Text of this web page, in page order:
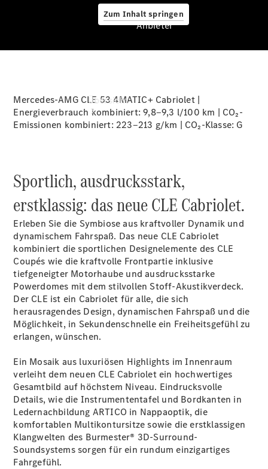
Zum Inhalt springen
Übersicht
Startseite
Beratung
vereinbaren
Probefahrt
vereinbaren
Ansprechpartner
finden
Fahrzeug
konfigurieren
Gebrauchtwagen
suchen
Servicetermin
Tel: +49 30
/ 3901 - 00
Newsletter
abonnieren
Anbieter
Mercedes-AMG CLE 53 4MATIC+ Cabriolet |
Energieverbrauch kombiniert: 9,8‒9,3 l/100 km | CO₂-
Emissionen kombiniert: 223‒213 g/km | CO₂-Klasse: G
Sportlich, ausdrucksstark,
erstklassig: das neue CLE Cabriolet.
Erleben Sie die Symbiose aus kraftvoller Dynamik und
dynamischem Fahrspaß. Das neue CLE Cabriolet
kombiniert die sportlichen Designelemente des CLE
Coupés wie die kraftvolle Frontpartie inklusive
tiefgeneigter Motorhaube und ausdrucksstarke
Powerdomes mit dem stilvollen Stoff-Akustikverdeck.
Der CLE ist ein Cabriolet für alle, die sich
herausragendes Design, dynamischen Fahrspaß und die
Möglichkeit, in Sekundenschnelle ein Freiheitsgefühl zu
erlangen, wünschen.
Ein Mosaik aus luxuriösen Highlights im Innenraum
verleiht dem neuen CLE Cabriolet ein hochwertiges
Gesamtbild auf höchstem Niveau. Eindrucksvolle
Details, wie die Instrumententafel und Bordkanten in
Ledernachbildung ARTICO in Nappaoptik, die
komfortablen Multikontursitzesowie die erstklassigen
Klangwelten des Burmester® 3D-Surround-
Soundsystemssorgen für ein rundum einzigartiges
Fahrgefühl.